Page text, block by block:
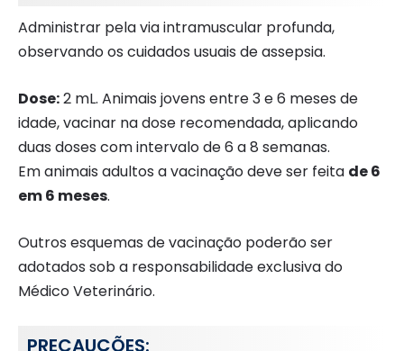
Administrar pela via intramuscular profunda,
observando os cuidados usuais de assepsia.
Dose:2 mL. Animais jovens entre 3 e 6 meses de
idade, vacinar na dose recomendada, aplicando
duas doses com intervalo de 6 a 8 semanas.
Em animais adultos a vacinação deve ser feita de 6
em 6 meses.
Outros esquemas de vacinação poderão ser
adotados sob a responsabilidade exclusiva do
Médico Veterinário.
PRECAUÇÕES: